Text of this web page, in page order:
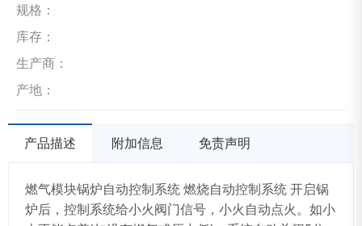
规格：
库存：
生产商：
产地：
产品描述 附加信息 免责声明
燃气模块锅炉自动控制系统 燃烧自动控制系统 开启锅
炉后，控制系统给小火阀门信号，小火自动点火。如小